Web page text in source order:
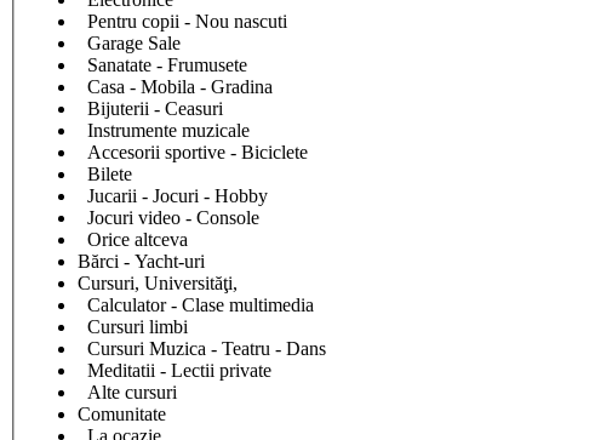
Pentru copii - Nou nascuti
Garage Sale
Sanatate - Frumusete
Casa - Mobila - Gradina
Bijuterii - Ceasuri
Instrumente muzicale
Accesorii sportive - Biciclete
Bilete
Jucarii - Jocuri - Hobby
Jocuri video - Console
Orice altceva
Bărci - Yacht-uri
Cursuri, Universităţi,
Calculator - Clase multimedia
Cursuri limbi
Cursuri Muzica - Teatru - Dans
Meditatii - Lectii private
Alte cursuri
Comunitate